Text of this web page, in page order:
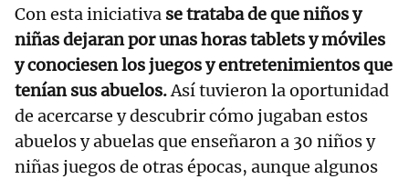
Con esta iniciativa se trataba de que niños y
niñas dejaran por unas horas tablets y móviles
y conociesen los juegos y entretenimientos que
tenían sus abuelos.Así tuvieron la oportunidad
de acercarse y descubrir cómo jugaban estos
abuelos y abuelas que enseñaron a 30 niños y
niñas juegos de otras épocas, aunque algunos